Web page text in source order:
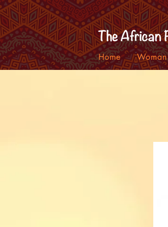
Home Woman